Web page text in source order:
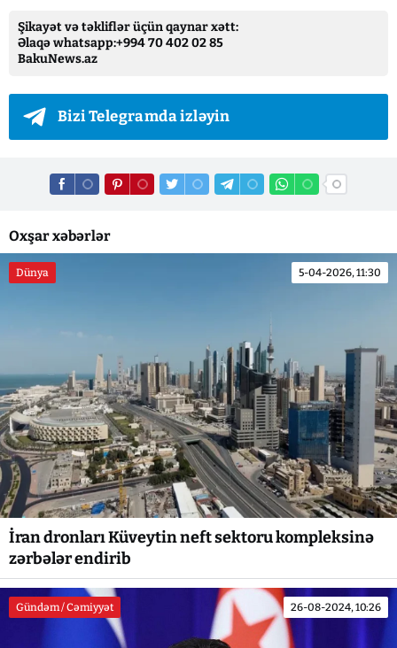
Şikayət və təkliflər üçün qaynar xətt:
Əlaqə whatsapp:+994 70 402 02 85
BakuNews.az
Bizi Telegramda izləyin
Oxşar xəbərlər
Dünya 5-04-2026, 11:30
İran dronları Küveytin neft sektoru kompleksinə
zərbələr endirib
Gündəm / Cəmiyyət 26-08-2024, 10:26